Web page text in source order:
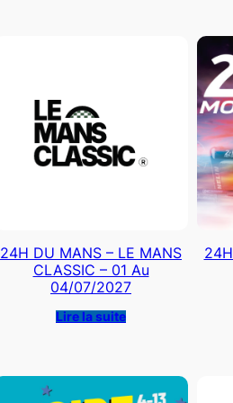
24H DU MANS – LE MANS
CLASSIC – 01 Au
04/07/2027
Lire la suite